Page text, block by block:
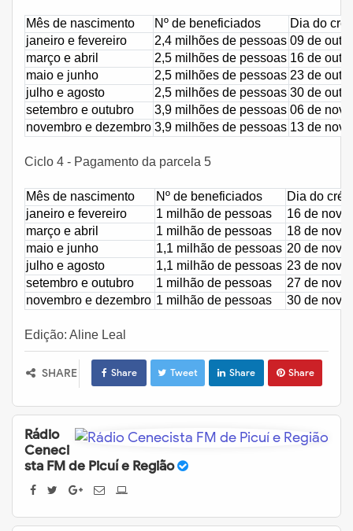
Mês de nascimento Nº de beneficiados
Dia do
janeiro e fevereiro
2,4 milhões de pessoas 09 de
março e abril
2,5 milhões de pessoas 16 de
maio e junho
2,5 milhões de pessoas 23 de
julho e agosto
2,5 milhões de pessoas 30 de
setembro e outubro
3,9 milhões de pessoas 06 de
novembro e dezembro 3,9 milhões de pessoas 13 de
Ciclo 4 - Pagamento da parcela 5
Mês de nascimento Nº de beneficiados
Dia do
janeiro e fevereiro
1 milhão de pessoas
16 de
março e abril
1 milhão de pessoas
18 de
maio e junho
1,1 milhão de pessoas 20 de
julho e agosto
1,1 milhão de pessoas 23 de
setembro e outubro
1 milhão de pessoas
27 de
novembro e dezembro 1 milhão de pessoas 30 de
Edição: Aline Leal
SHARE Share Tweet Share Share
Rádio
Ceneci
sta FM de Picuí e Região